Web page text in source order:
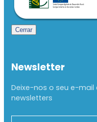
Cerrar
Newsletter
Deixe-nos o seu e-
newsletters